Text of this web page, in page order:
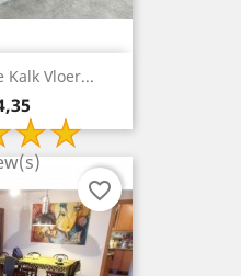
Vloer...
favorite_border